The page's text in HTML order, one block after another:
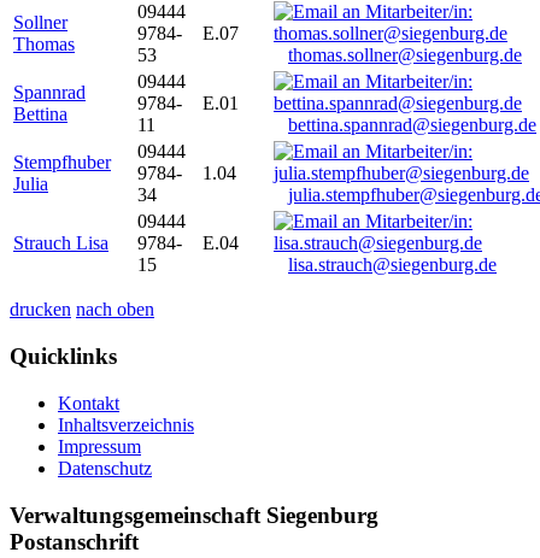
Sollner
Thomas
09444
9784-
53
E.07
thomas.sollner@siegenburg.de
Spannrad
Bettina
09444
9784-
11
E.01
bettina.spannrad@siegenburg.de
Stempfhuber
Julia
09444
9784-
34
1.04
Strauch Lisa
09444
9784-
15
E.04
lisa.strauch@siegenburg.de
drucken nach oben
Quicklinks
Kontakt
Inhaltsverzeichnis
Impressum
Datenschutz
Verwaltungsgemeinschaft Siegenburg
Postanschrift